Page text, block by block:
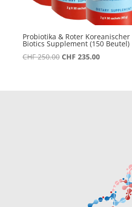
Probiotika & Roter
Biotics Supplement (150 Beutel)
CHF250.00 Ursprünglicher
CHF 235.00Aktueller